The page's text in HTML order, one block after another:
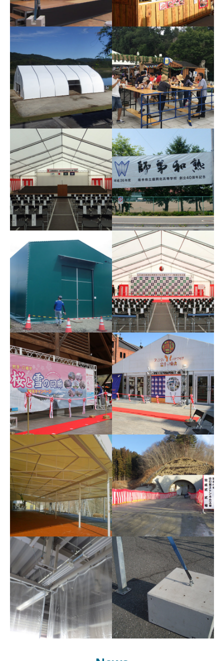
ステージテント ヒュッテ
TFSテント
ビアテーブル・スタンデ
ィングテーブル
地鎮祭 大判出力
倉庫テント 開通式
アルミトラス テープカット
オリジナル製作 貫通式